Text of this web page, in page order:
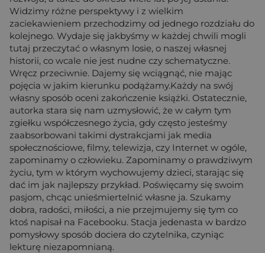
Widzimy różne perspektywy i z wielkim
zaciekawieniem przechodzimy od jednego rozdziału do
kolejnego. Wydaje się jakbyśmy w każdej chwili mogli
tutaj przeczytać o własnym losie, o naszej własnej
historii, co wcale nie jest nudne czy schematyczne.
Wręcz przeciwnie. Dajemy się wciągnąć, nie mając
pojęcia w jakim kierunku podążamy.Każdy na swój
własny sposób oceni zakończenie książki. Ostatecznie,
autorka stara się nam uzmysłowić, że w całym tym
zgiełku współczesnego życia, gdy często jesteśmy
zaabsorbowani takimi dystrakcjami jak media
społecznościowe, filmy, telewizja, czy Internet w ogóle,
zapominamy o człowieku. Zapominamy o prawdziwym
życiu, tym w którym wychowujemy dzieci, starając się
dać im jak najlepszy przykład. Poświęcamy się swoim
pasjom, chcąc unieśmiertelnić własne ja. Szukamy
dobra, radości, miłości, a nie przejmujemy się tym co
ktoś napisał na Facebooku. Stacja jedenasta w bardzo
pomysłowy sposób dociera do czytelnika, czyniąc
lekturę niezapomnianą.